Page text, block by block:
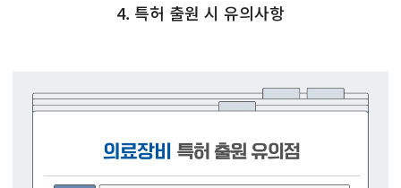
4. 특허 출원 시 유의사항